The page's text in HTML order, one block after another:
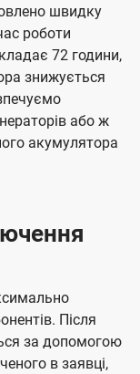
швидку
роботи
72 години,
знижується
або ж
акумулятора
Після
за допомогою
в заявці,